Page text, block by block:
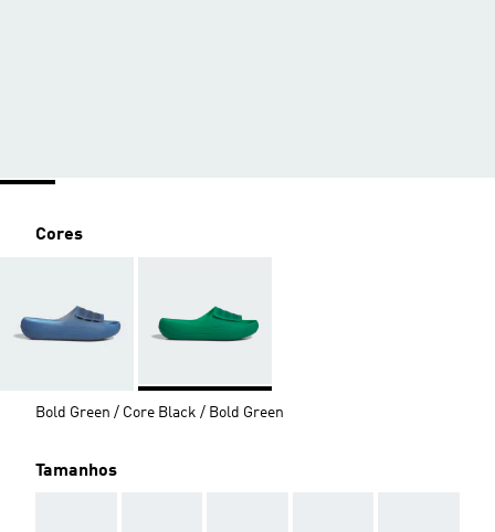
Cores
Bold Green / Core Black / Bold Green
Tamanhos